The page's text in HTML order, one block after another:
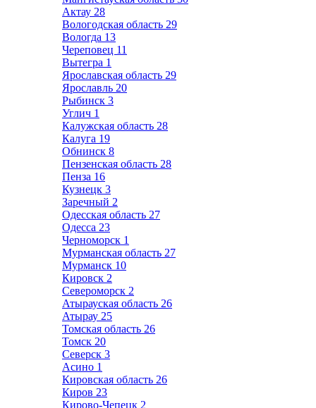
Актау 28
Вологодская область 29
Вологда 13
Череповец 11
Вытегра 1
Ярославская область 29
Ярославль 20
Рыбинск 3
Углич 1
Калужская область 28
Калуга 19
Обнинск 8
Пензенская область 28
Пенза 16
Кузнецк 3
Заречный 2
Одесская область 27
Одесса 23
Черноморск 1
Мурманская область 27
Мурманск 10
Кировск 2
Североморск 2
Атырауская область 26
Атырау 25
Томская область 26
Томск 20
Северск 3
Асино 1
Кировская область 26
Киров 23
Кирово-Чепецк 2